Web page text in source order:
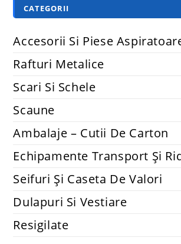
CATEGORII
Accesorii Si Piese
Rafturi Metalice
Scari Si Schele
Scaune
Ambalaje – Cutii De Carton
Echipamente Transport Și
Seifuri Și Caseta De Valori
Dulapuri Si Vestiare
Resigilate